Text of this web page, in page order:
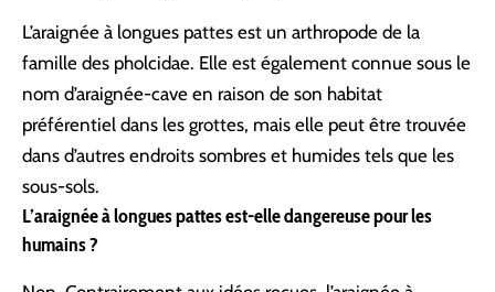
L’araignée à longues pattes est un arthropode de la
famille des pholcidae. Elle est également connue sous le
nom d’araignée-cave en raison de son habitat
préférentiel dans les grottes, mais elle peut être trouvée
dans d’autres endroits sombres et humides tels que les
sous-sols.
L’araignée à longues pattes est-elle dangereuse pour les
humains ?